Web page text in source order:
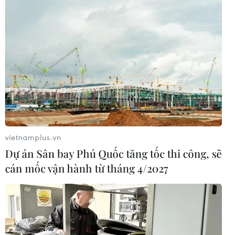
Thứ trưởng Bộ GD-ĐT: Quyết liệt khắc
phục hệ luỵ dạy thêm, học thêm tràn lan
28/02/2025 11:28
Thứ trưởng Bộ Giáo dục và Đào tạo nhấn mạnh tinh
thần quyết liệt trong quản lý dạy thêm, học thêm. Tuy
nhiên, lãnh đạo Sở Giáo dục và Đào tạo tỉnh Quảng Trị
đề nghị cần đi kèm chế tài xử lý.
vietnamplus.vn
Dự án Sân bay Phú Quốc tăng tốc thi công, sẽ
cán mốc vận hành từ tháng 4/2027